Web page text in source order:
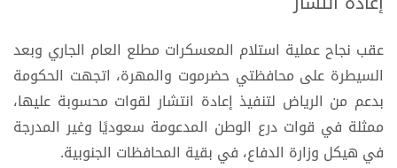
عقب نجاح عملية استلام المعسكرات مطلع العام الجاري وبعد
السيطرة على محافظتي حضرموت والمهرة، اتجهت الحكومة
بدعم من الرياض لتنفيذ إعادة انتشار لقوات محسوبة عليها،
ممثلة في قوات درع الوطن المدعومة سعوديًا وغير المدرجة
في هيكل وزارة الدفاع، في بقية المحافظات الجنوبية.